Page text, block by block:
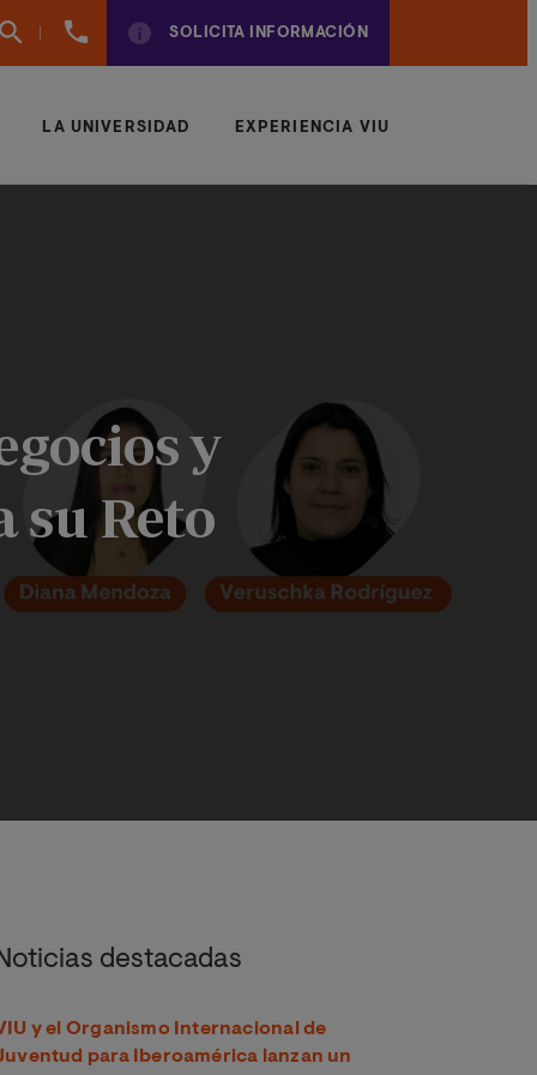
960
SOLICITA INFORMACIÓN
LA UNIVERSIDAD EXPERIENCIA VIU
y
su Reto
Reto Jurídico 2025
destacadas
y el Organismo Internacional de
para Iberoamérica lanzan un